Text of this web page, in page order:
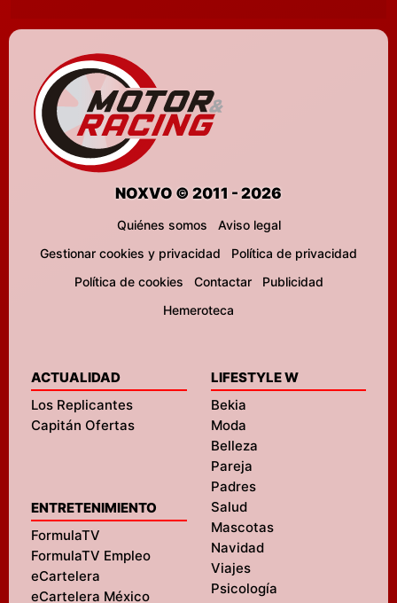
NOXVO © 2011 - 2026
Quiénes somos
Aviso legal
Gestionar cookies y privacidad
Política de privacidad
Política de cookies
Contactar
Publicidad
Hemeroteca
ACTUALIDAD
Los Replicantes
Capitán Ofertas
ENTRETENIMIENTO
FormulaTV
FormulaTV Empleo
eCartelera
eCartelera México
LIFESTYLE W
Bekia
Moda
Belleza
Pareja
Padres
Salud
Mascotas
Navidad
Viajes
Psicología